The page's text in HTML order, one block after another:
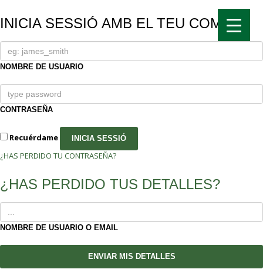
INICIA SESSIÓ AMB EL TEU COMPTE
NOMBRE DE USUARIO
CONTRASEÑA
Recuérdame
¿HAS PERDIDO TU CONTRASEÑA?
¿HAS PERDIDO TUS DETALLES?
NOMBRE DE USUARIO O EMAIL
Transport gratuït si supera els 70€!
Comanda mínima per a domicili 15€.
Ok!